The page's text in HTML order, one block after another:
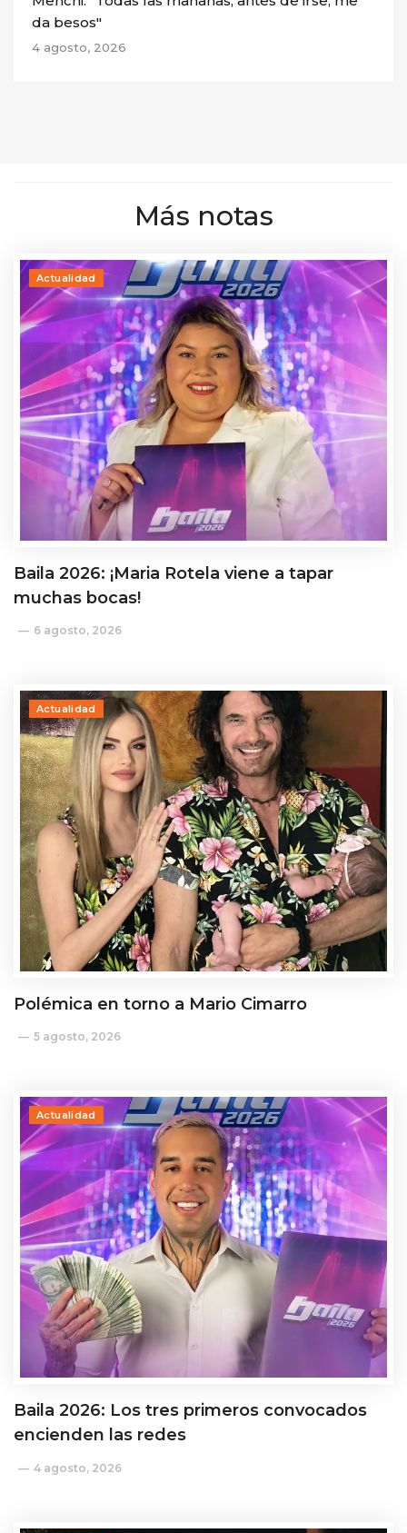
da besos"
4 agosto, 2026
Más notas
Actualidad
Baila 2026: ¡Maria Rotela viene a tapar
muchas bocas!
6 agosto, 2026
Actualidad
Polémica en torno a Mario Cimarro
5 agosto, 2026
Actualidad
Baila 2026: Los tres primeros convocados
encienden las redes
4 agosto, 2026